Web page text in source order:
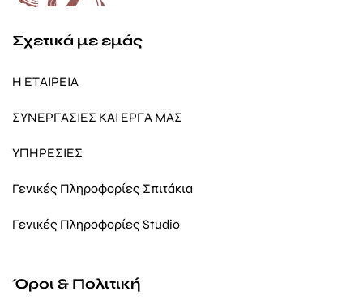
Σχετικά με εμάς
Η ΕΤΑΙΡΕΙΑ
ΣΥΝΕΡΓΑΣΙΕΣ ΚΑΙ ΕΡΓΑ ΜΑΣ
ΥΠΗΡΕΣΙΕΣ
Γενικές Πληροφορίες Σπιτάκια
Γενικές Πληροφορίες Studio
Όροι & Πολιτική